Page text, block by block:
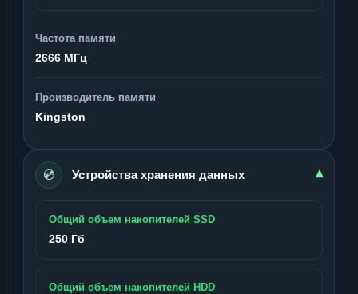
Частота памяти
2666 МГц
Производитель памяти
Kingston
💿 Устройства хранения данных ▾
Общий объем накопителей SSD
250 Гб
Общий объем накопителей HDD